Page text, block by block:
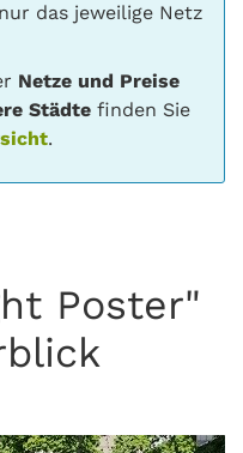
das jeweilige Netz
Netze und Preise
Städte finden Sie
.
Poster"